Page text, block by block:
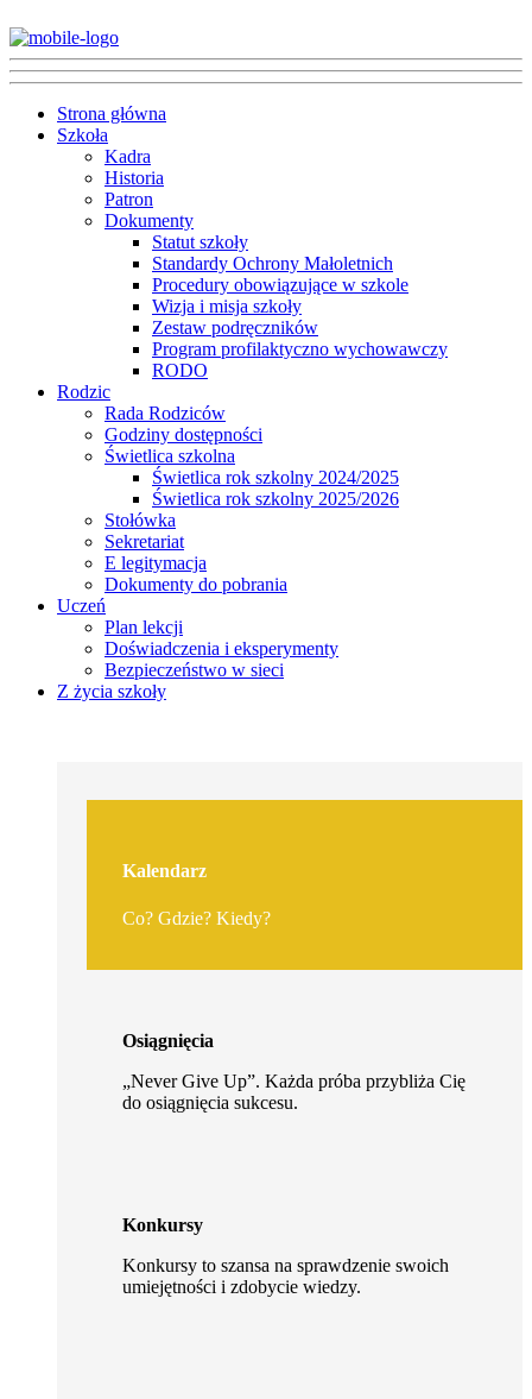
Strona główna
Szkoła
Kadra
Historia
Patron
Dokumenty
Statut szkoły
Standardy Ochrony Małoletnich
Procedury obowiązujące w szkole
Wizja i misja szkoły
Zestaw podręczników
Program profilaktyczno wychowawczy
RODO
Rodzic
Rada Rodziców
Godziny dostępności
Świetlica szkolna
Świetlica rok szkolny 2024/2025
Świetlica rok szkolny 2025/2026
Stołówka
Sekretariat
E legitymacja
Dokumenty do pobrania
Uczeń
Plan lekcji
Doświadczenia i eksperymenty
Bezpieczeństwo w sieci
Z życia szkoły
Kalendarz
Co? Gdzie? Kiedy?
Osiągnięcia
„Never Give Up”. Każda próba przybliża Cię
do osiągnięcia sukcesu.
Konkursy
Konkursy to szansa na sprawdzenie swoich
umiejętności i zdobycie wiedzy.